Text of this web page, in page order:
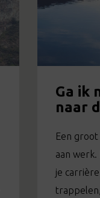
Ga ik
naar
Een
aan werk.
je